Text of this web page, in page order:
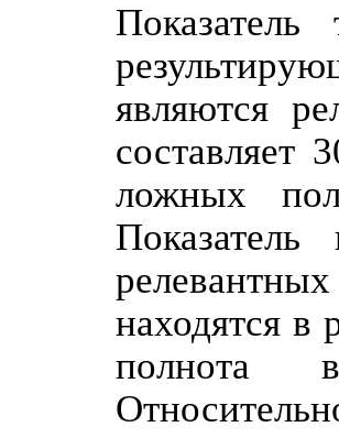
являются
составляет
ложных
находятся в
полнота